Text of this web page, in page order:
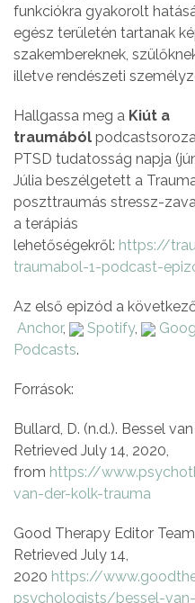
funkciókra gyakorolt
egész területén tartanak
szakembereknek,
illetve rendészeti
Hallgassa meg a Kiút a
traumából
PTSD tudatosság napja
Júlia beszélgetett a
poszttraumás stressz-
a terápiás
lehetőségekről: https://
traumabol-1-podcast-
Az első epizód a
Anchor, Spotify,
Podcasts.
Források:
Bullard, D. (n.d.). Bessel
Retrieved July 14, 2020,
from https://
van-der-kolk-trauma
Good Therapy Editor
Retrieved July 14,
2020 https://
psychologists/bessel-